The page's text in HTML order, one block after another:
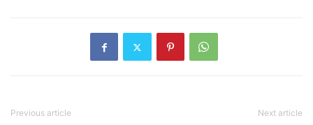
Previous article Next article